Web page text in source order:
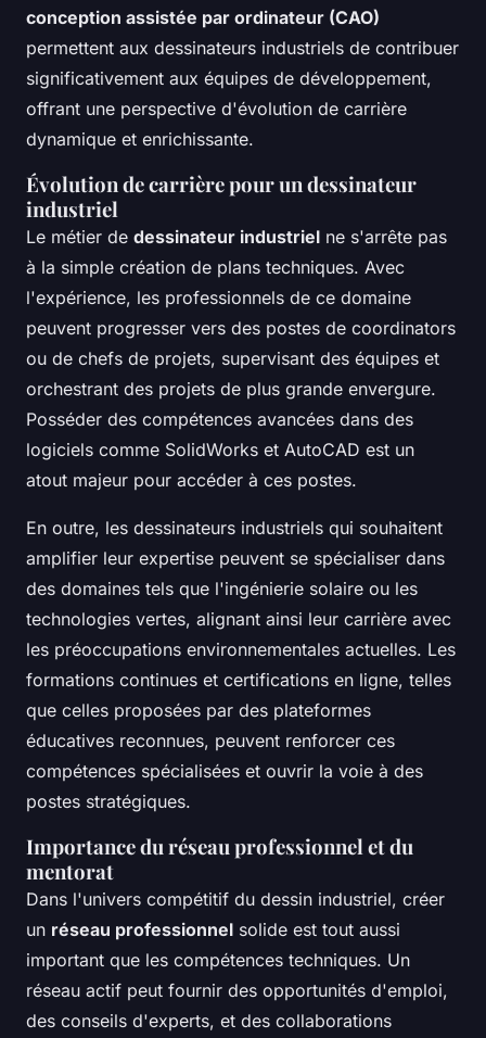
conception assistée par ordinateur (CAO)
permettent aux dessinateurs industriels de contribuer
significativement aux équipes de développement,
offrant une perspective d'évolution de carrière
dynamique et enrichissante.
Évolution de carrière pour un dessinateur
industriel
Le métier de dessinateur industriel ne s'arrête pas
à la simple création de plans techniques. Avec
l'expérience, les professionnels de ce domaine
peuvent progresser vers des postes de coordinators
ou de chefs de projets, supervisant des équipes et
orchestrant des projets de plus grande envergure.
Posséder des compétences avancées dans des
logiciels comme SolidWorks et AutoCAD est un
atout majeur pour accéder à ces postes.
En outre, les dessinateurs industriels qui souhaitent
amplifier leur expertise peuvent se spécialiser dans
des domaines tels que l'ingénierie solaire ou les
technologies vertes, alignant ainsi leur carrière avec
les préoccupations environnementales actuelles. Les
formations continues et certifications en ligne, telles
que celles proposées par des plateformes
éducatives reconnues, peuvent renforcer ces
compétences spécialisées et ouvrir la voie à des
postes stratégiques.
Importance du réseau professionnel et du
mentorat
Dans l'univers compétitif du dessin industriel, créer
un réseau professionnel solide est tout aussi
important que les compétences techniques. Un
réseau actif peut fournir des opportunités d'emploi,
des conseils d'experts, et des collaborations